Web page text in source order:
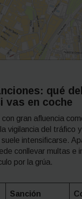
qué
vas en coche
gran afluencia
vigilancia del tráfico y
intensificarse.
conllevar multas e
por la grúa.
Sanción